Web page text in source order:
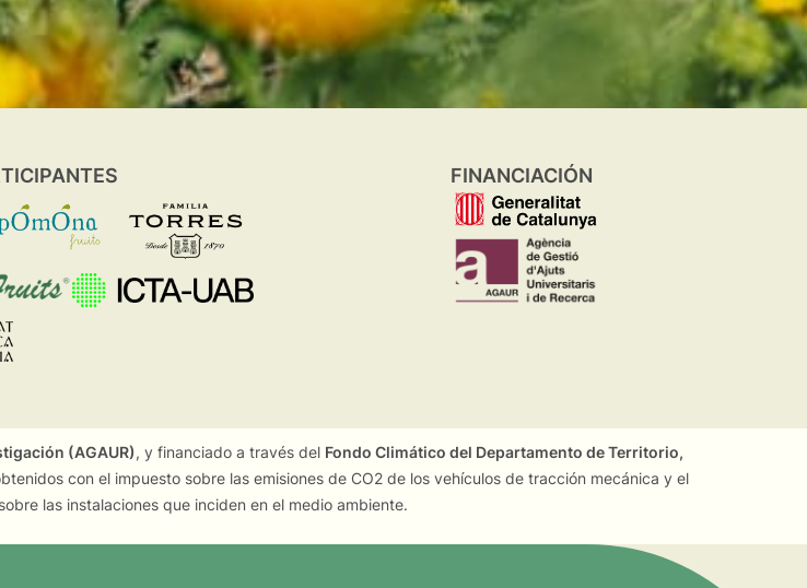
FINANCIACIÓN
(AGAUR), y financiado a través del Fondo Climático del Departamento de Territorio,
con el impuesto sobre las emisiones de CO2 de los vehículos de tracción mecánica y el
las instalaciones que inciden en el medio ambiente.